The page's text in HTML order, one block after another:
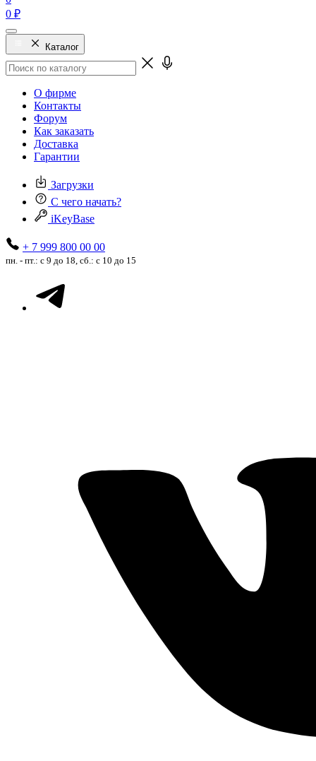
0 ₽
Каталог
О фирме
Контакты
Форум
Как заказать
Доставка
Гарантии
Загрузки
С чего начать?
iKeyBase
+ 7 999 800 00 00
пн. - пт.: с 9 до 18, сб.: с 10 до 15